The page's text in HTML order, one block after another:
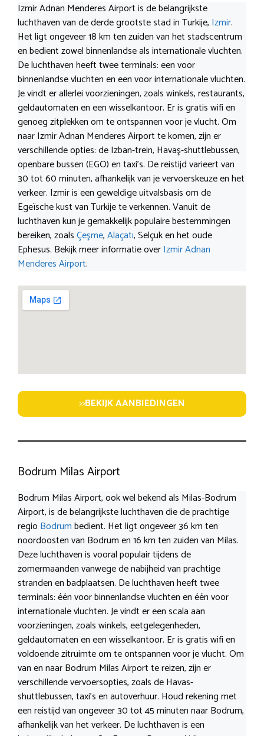
Izmir Adnan Menderes Airport is de belangrijkste
luchthaven van de derde grootste stad in Turkije, Izmir.
Het ligt ongeveer 18 km ten zuiden van het stadscentrum
en bedient zowel binnenlandse als internationale vluchten.
De luchthaven heeft twee terminals: een voor
binnenlandse vluchten en een voor internationale vluchten.
Je vindt er allerlei voorzieningen, zoals winkels, restaurants,
geldautomaten en een wisselkantoor. Er is gratis wifi en
genoeg zitplekken om te ontspannen voor je vlucht. Om
naar Izmir Adnan Menderes Airport te komen, zijn er
verschillende opties: de Izban-trein, Havaş-shuttlebussen,
openbare bussen (EGO) en taxi’s. De reistijd varieert van
30 tot 60 minuten, afhankelijk van je vervoerskeuze en het
verkeer. Izmir is een geweldige uitvalsbasis om de
Egeïsche kust van Turkije te verkennen. Vanuit de
luchthaven kun je gemakkelijk populaire bestemmingen
bereiken, zoalsÇeşme,Alaçatı, Selçuk en het oude
Ephesus. Bekijk meer informatie overIzmir Adnan
Menderes Airport.
>>BEKIJK AANBIEDINGEN
Bodrum Milas Airport
Bodrum Milas Airport, ook wel bekend als Milas-Bodrum
Airport, is de belangrijkste luchthaven die de prachtige
regio Bodrumbedient. Het ligt ongeveer 36 km ten
noordoosten van Bodrum en 16 km ten zuiden van Milas.
Deze luchthaven is vooral populair tijdens de
zomermaanden vanwege de nabijheid van prachtige
stranden en badplaatsen. De luchthaven heeft twee
terminals: één voor binnenlandse vluchten en één voor
internationale vluchten. Je vindt er een scala aan
voorzieningen, zoals winkels, eetgelegenheden,
geldautomaten en een wisselkantoor. Er is gratis wifi en
voldoende zitruimte om te ontspannen voor je vlucht. Om
van en naar Bodrum Milas Airport te reizen, zijn er
verschillende vervoersopties, zoals de Havas-
shuttlebussen, taxi’s en autoverhuur. Houd rekening met
een reistijd van ongeveer 30 tot 45 minuten naar Bodrum,
afhankelijk van het verkeer. De luchthaven is een